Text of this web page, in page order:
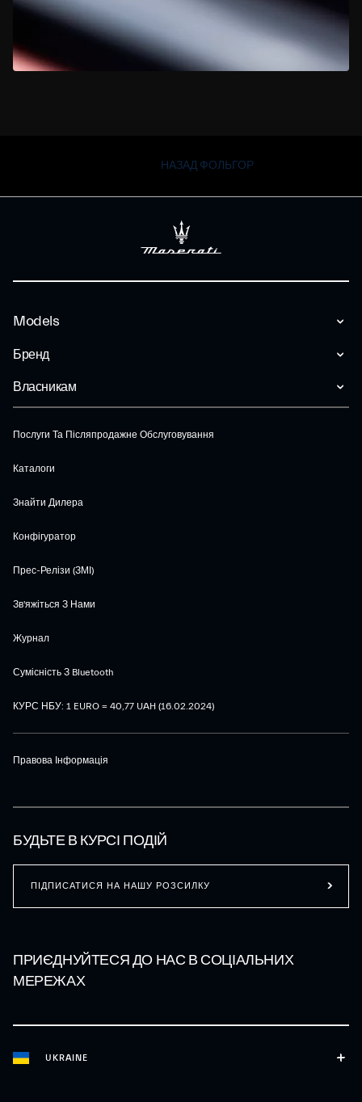
НАЗАД ФОЛЬГОР
Models
Бренд
Власникам
Послуги Та Післяпродажне Обслуговування
Каталоги
Знайти Дилера
Конфігуратор
Прес-Релізи (ЗМІ)
Зв'яжіться З Нами
Журнал
Сумісність З Bluetooth
КУРС НБУ: 1 EURO = 40,77 UAH (16.02.2024)
Правова Інформація
UKRAINE
ПРИЄДНУЙТЕСЯ ДО НАС В СОЦІАЛЬНИХ
МЕРЕЖАХ
БУДЬТЕ В КУРСІ ПОДІЙ
ПІДПИСАТИСЯ НА НАШУ РОЗСИЛКУ